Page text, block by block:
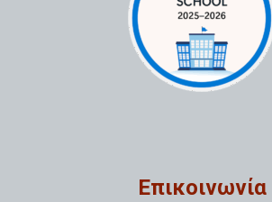
Επικοινωνία